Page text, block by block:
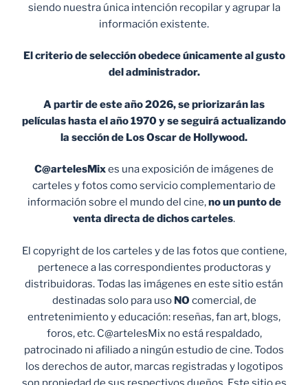
siendo nuestra única intención recopilar y agrupar la
información existente.
El criterio de selección obedece únicamente al gusto
del administrador.
A partir de este año 2026, se priorizarán las
películas hasta el año 1970 y se seguirá actualizando
la sección de Los Oscar de Hollywood.
C@artelesMixes una exposición de imágenes de
carteles y fotos como servicio complementario de
información sobre el mundo del cine,no un punto de
venta directa de dichos carteles.
El copyright de los carteles y de las fotos que contiene,
pertenece a las correspondientes productoras y
distribuidoras. Todas las imágenes en este sitio están
destinadas solo para uso NO comercial, de
entretenimiento y educación: reseñas, fan art, blogs,
foros, etc. C@artelesMix no está respaldado,
patrocinado ni afiliado a ningún estudio de cine. Todos
los derechos de autor, marcas registradas y logotipos